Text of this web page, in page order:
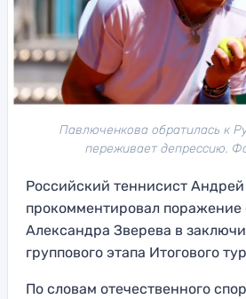
Павлюченкова обратилась к
переживает депрессию.
Российский теннисист Андрей
прокомментировал поражение
Александра Зверева в
группового этапа Итогового
По словам отечественного